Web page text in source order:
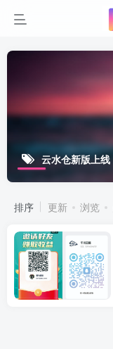
云水仓新版上线
排序 更新 浏览